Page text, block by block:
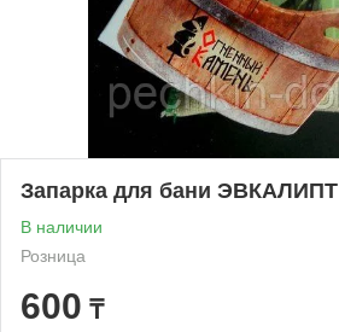
Запарка для бани ЭВКАЛИПТ
В наличии
Розница
600 ₸